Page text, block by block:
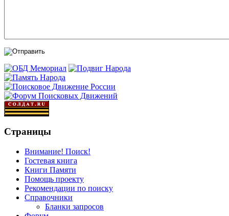
Страницы
Внимание! Поиск!
Гостевая книга
Книги Памяти
Помощь проекту
Рекомендации по поиску
Справочники
Бланки запросов